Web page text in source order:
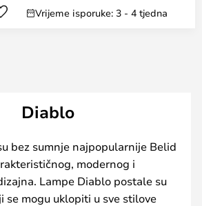
Vrijeme isporuke: 3 - 4 tjedna
Diablo
bez sumnje najpopularnije Belid
modernog i
Lampe Diablo postale su
se mogu uklopiti u sve stilove